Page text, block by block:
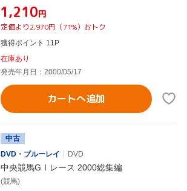
¥1,210円
定価より2,970円（71%）おトク
獲得ポイント 11P
在庫あり
発売年月日：2000/05/17
カートへ追加
中古
DVD・ブルーレイ
DVD
中央競馬GⅠレース 2000総集編
(競馬)